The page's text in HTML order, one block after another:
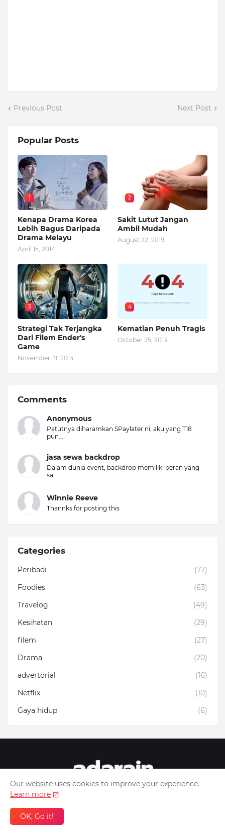
Previous Post Next Post
Popular Posts
1
Kenapa Drama Korea
Lebih Bagus Daripada
Drama Melayu
April 15, 2014
2
Sakit Lutut Jangan
Ambil Mudah
August 22, 2019
3
Strategi Tak Terjangka
Dari Filem Ender's
Game
November 19, 2013
4
Kematian Penuh Tragis
October 25, 2013
Comments
Anonymous
Patutnya diharamkan SPaylater ni, aku yang T18
pun...
jasa sewa backdrop
Dalam dunia event, backdrop memiliki peran yang
sa...
Winnie Reeve
Thannks for posting this
Categories
Peribadi
(77)
Foodies
(63)
Travelog
(49)
Kesihatan
(29)
filem
(27)
Drama
(20)
advertorial
(16)
Netflix
(10)
Gaya hidup
(6)
Blog tentang pengalaman peribadi, travelog, foodies
serta berkaitan dengan isu semasa
Our website uses cookies to improve your experience.
Learn more
OK, Go it!